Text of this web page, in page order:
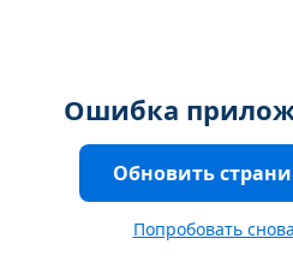
Ошибка
Обновить
Попробовать снова